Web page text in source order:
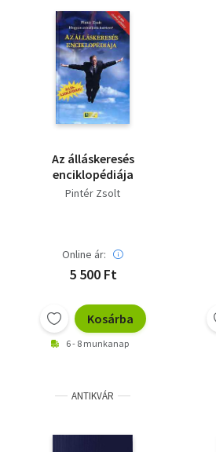
Az álláskeresés
enciklopédiája
Pintér Zsolt
Online ár:
5 500 Ft
Kosárba
6 - 8 munkanap
ANTIKVÁR